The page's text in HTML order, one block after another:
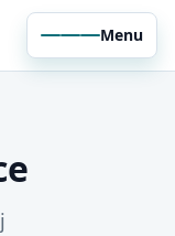
Menu